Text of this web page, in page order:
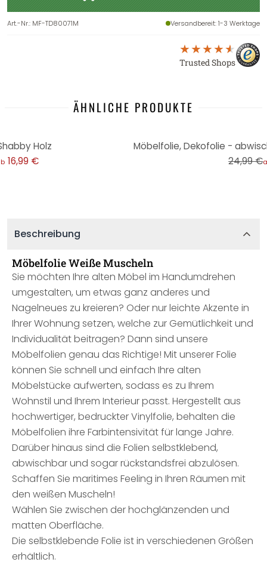
Art.-Nr.: MF-TD80071M Versandbereit: 1-3 Werktage
Trusted Shops
ÄHNLICHE PRODUKTE
Holz
16,99 € 24,99 €
Beschreibung
Möbelfolie Weiße Muscheln
Sie möchten Ihre alten Möbel im Handumdrehen
umgestalten, um etwas ganz anderes und
Nagelneues zu kreieren? Oder nur leichte Akzente in
Ihrer Wohnung setzen, welche zur Gemütlichkeit und
Individualität beitragen? Dann sind unsere
Möbelfolien genau das Richtige! Mit unserer Folie
können Sie schnell und einfach Ihre alten
Möbelstücke aufwerten, sodass es zu Ihrem
Wohnstil und Ihrem Interieur passt. Hergestellt aus
hochwertiger, bedruckter Vinylfolie, behalten die
Möbelfolien ihre Farbintensivität für lange Jahre.
Darüber hinaus sind die Folien selbstklebend,
abwischbar und sogar rückstandsfrei abzulösen.
Schaffen Sie maritimes Feeling in Ihren Räumen mit
den weißen Muscheln!
Wählen Sie zwischen der hochglänzenden und
matten Oberfläche.
Die selbstklebende Folie ist in verschiedenen Größen
erhältlich.